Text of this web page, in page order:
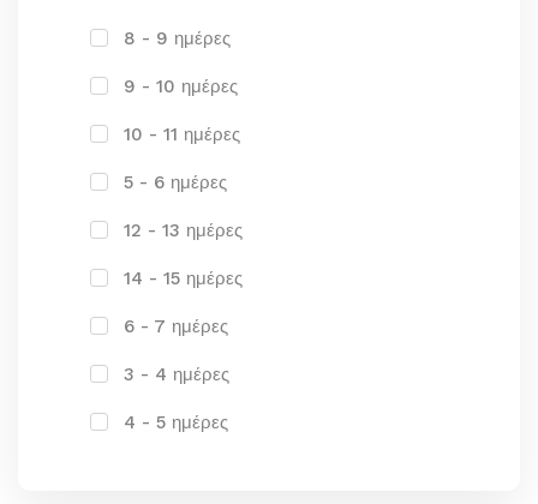
8 - 9 ημέρες
9 - 10 ημέρες
10 - 11 ημέρες
5 - 6 ημέρες
12 - 13 ημέρες
14 - 15 ημέρες
6 - 7 ημέρες
3 - 4 ημέρες
4 - 5 ημέρες